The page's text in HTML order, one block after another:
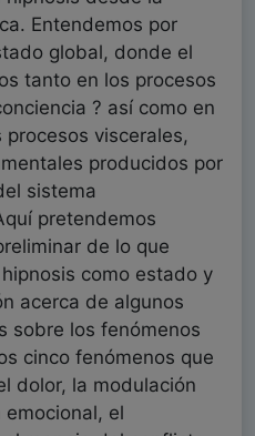
Entendemos por
global, donde el
tanto en los procesos
? así como en
viscerales,
producidos por
sistema
pretendemos
de lo que
como estado y
acerca de algunos
sobre los fenómenos
cinco fenómenos que
dolor, la modulación
el